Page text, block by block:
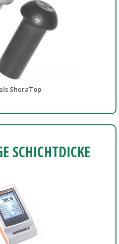
SheraTop
SCHICHTDICKE